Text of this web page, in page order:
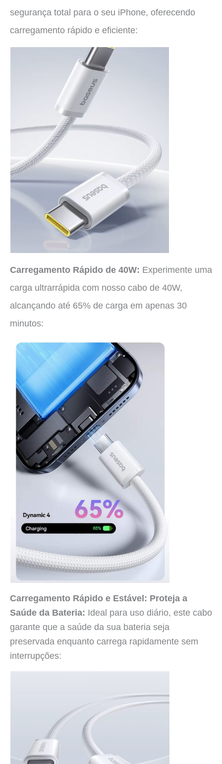
segurança total para o seu iPhone, oferecendo
carregamento rápido e eficiente:
Carregamento Rápido de 40W: Experimente uma
carga ultrarrápida com nosso cabo de 40W,
alcançando até 65% de carga em apenas 30
minutos:
Carregamento Rápido e Estável: Proteja a
Saúde da Bateria: Ideal para uso diário, este cabo
garante que a saúde da sua bateria seja
preservada enquanto carrega rapidamente sem
interrupções: